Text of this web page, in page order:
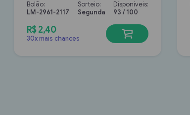
Bolão:
LM-2961-2117
Sorteio:
Segunda
Disponíveis:
93 / 100
R$ 2,40
30x mais chances